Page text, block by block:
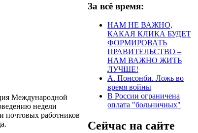
Международной
недели
почтовых работников
За всё время:
НАМ НЕ ВАЖНО,
КАКАЯ КЛИКА БУДЕТ
ФОРМИРОВАТЬ
ПРАВИТЕЛЬСТВО –
НАМ ВАЖНО ЖИТЬ
ЛУЧШЕ!
А. Понсонби. Ложь во
время войны
В России ограничена
оплата "больничных"
Сейчас на сайте